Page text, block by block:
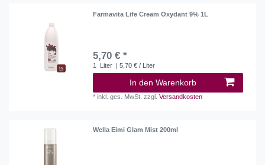
Farmavita Life Cream Oxydant 9% 1L
5,70 € *
1 Liter | 5,70 € / Liter
In den Warenkorb
*inkl. ges. MwSt. zzgl.Versandkosten
Wella Eimi Glam Mist 200ml